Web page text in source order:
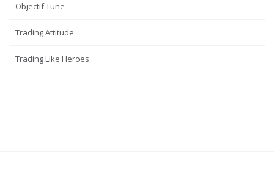
Objectif Tune
Trading Attitude
Trading Like Heroes